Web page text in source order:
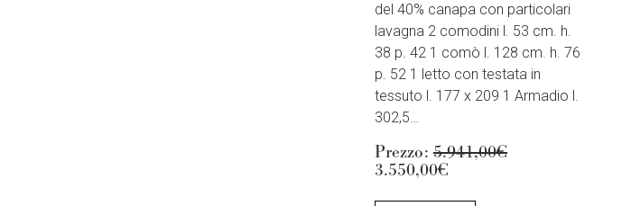
del 40% canapa con particolari
lavagna 2 comodini l. 53 cm. h.
38 p. 42 1 comò l. 128 cm. h. 76
p. 52 1 letto con testata in
tessuto l. 177 x 209 1 Armadio l.
302,5…
Prezzo: 5.941,00€
3.550,00€